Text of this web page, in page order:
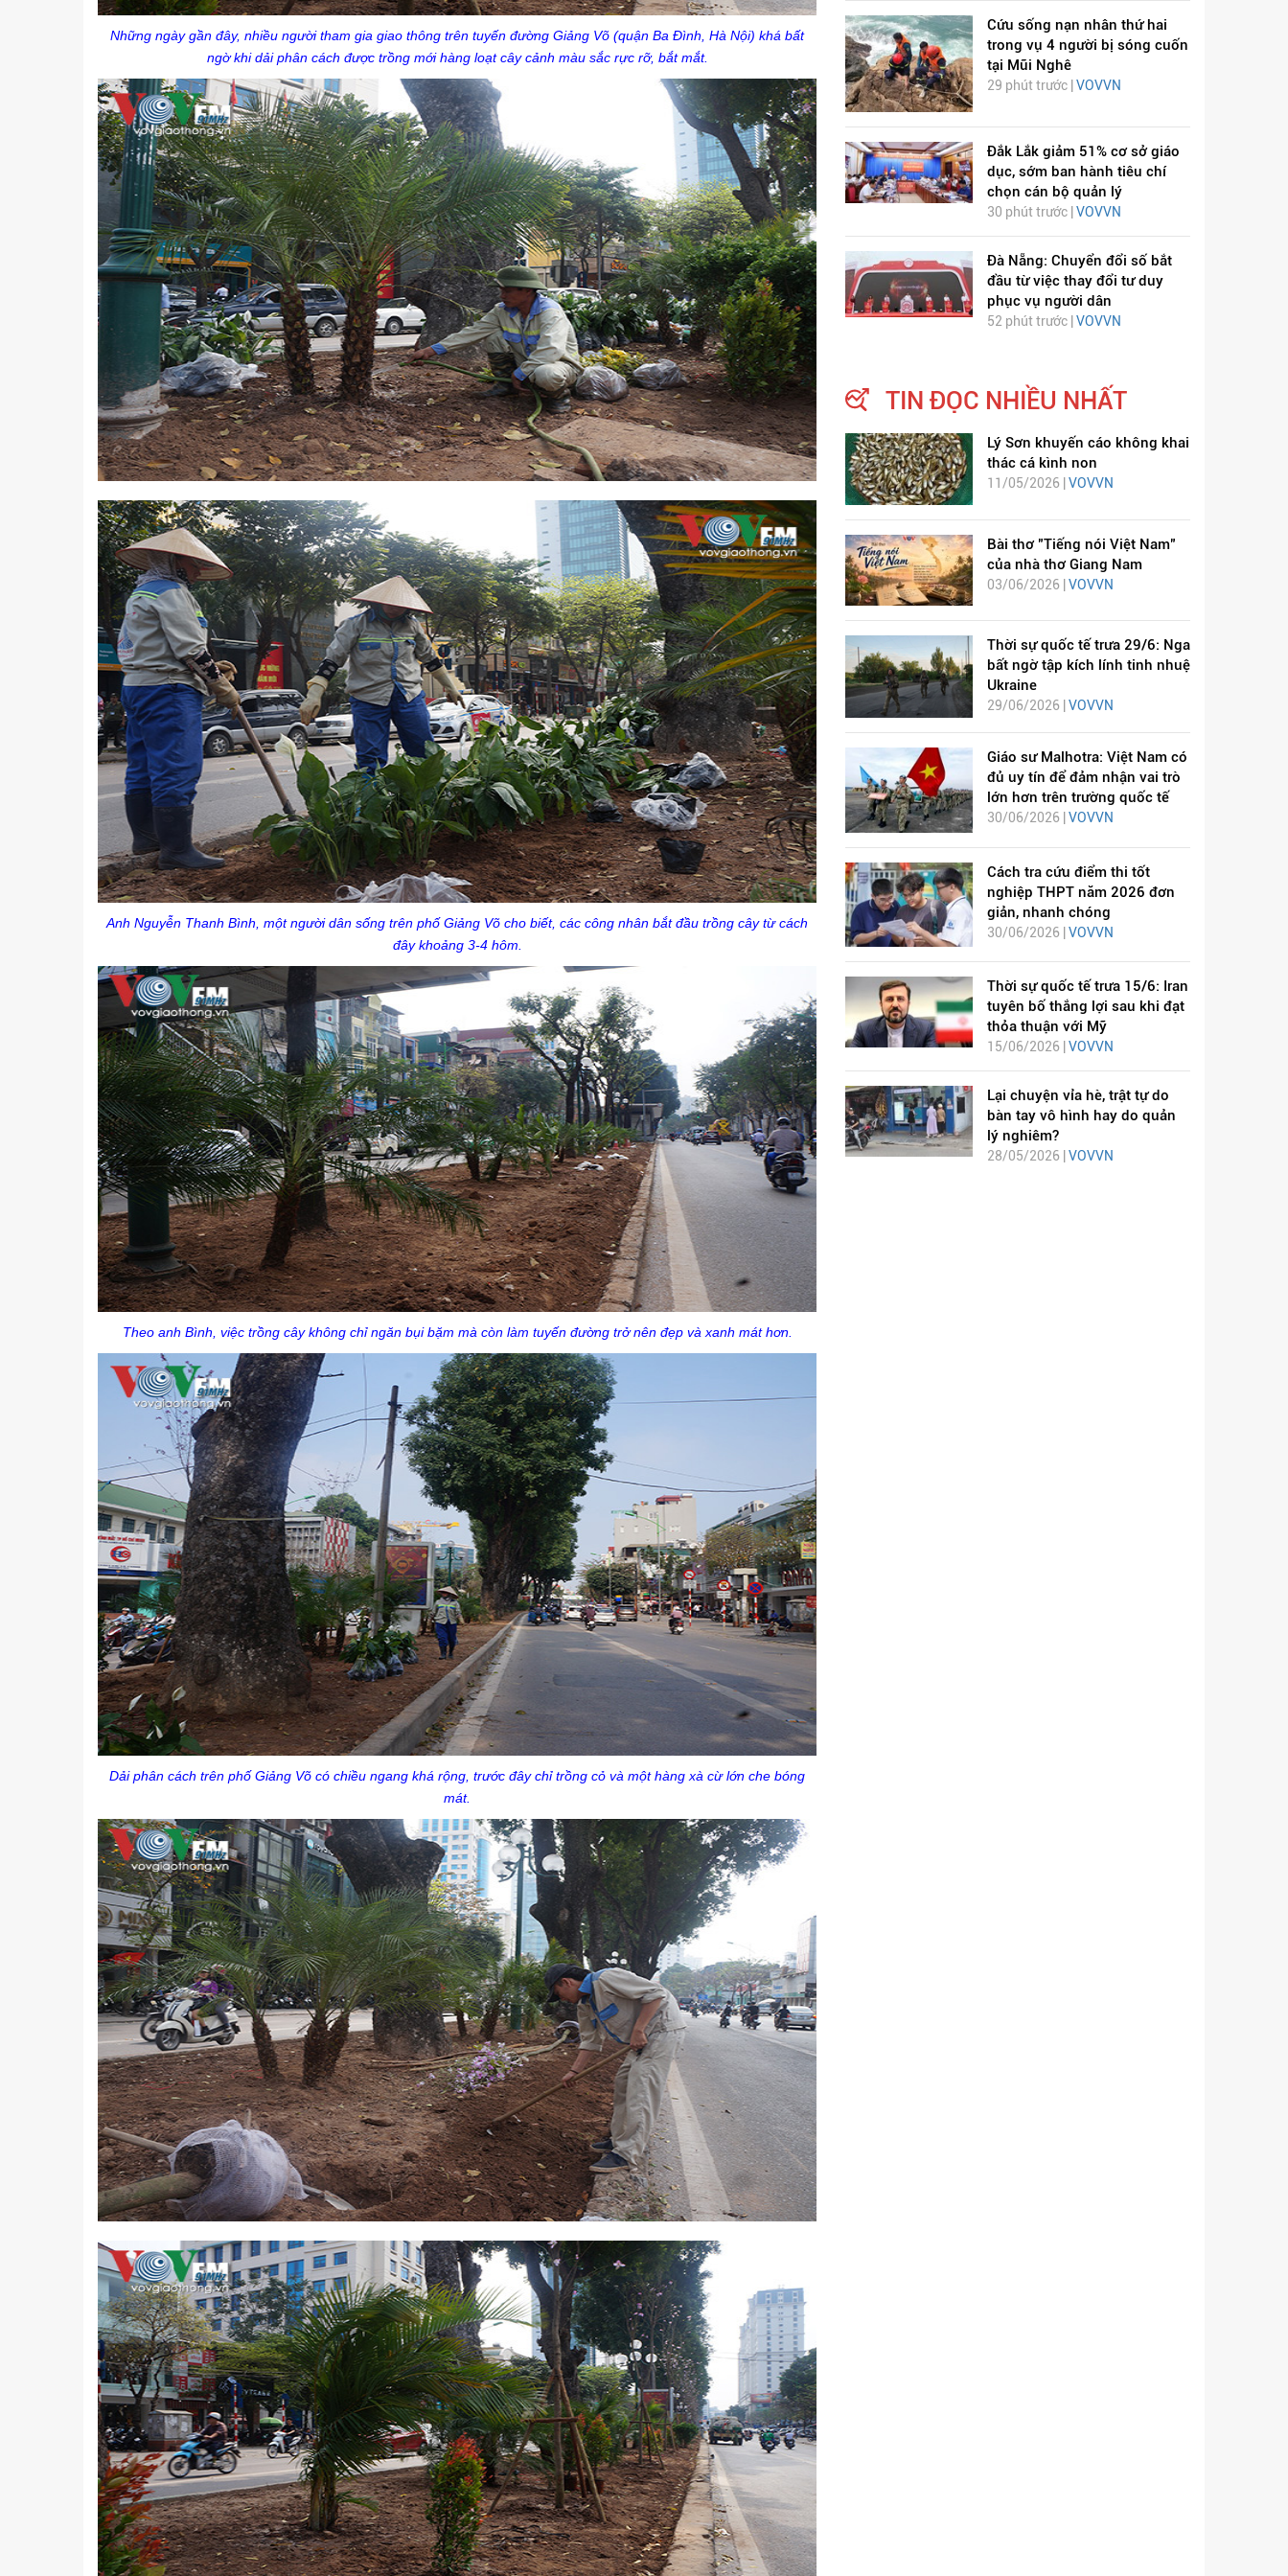
Những ngày gần đây, nhiều người tham gia giao thông trên tuyến đường Giảng Võ (quận Ba Đình, Hà Nội) khá bất
ngờ khi dải phân cách được trồng mới hàng loạt cây cảnh màu sắc rực rỡ, bắt mắt.
Anh Nguyễn Thanh Bình, một người dân sống trên phố Giảng Võ cho biết, các công nhân bắt đầu trồng cây từ cách
đây khoảng 3-4 hôm.
Theo anh Bình, việc trồng cây không chỉ ngăn bụi bặm mà còn làm tuyến đường trở nên đẹp và xanh mát hơn.
Dải phân cách trên phố Giảng Võ có chiều ngang khá rộng, trước đây chỉ trồng cỏ và một hàng xà cừ lớn che bóng
mát.
Cứu sống nạn nhân thứ hai
trong vụ 4 người bị sóng cuốn
tại Mũi Nghê
29 phút trước | VOVVN
Đắk Lắk giảm 51% cơ sở giáo
dục, sớm ban hành tiêu chí
chọn cán bộ quản lý
30 phút trước | VOVVN
Đà Nẵng: Chuyển đổi số bắt
đầu từ việc thay đổi tư duy
phục vụ người dân
52 phút trước | VOVVN
TIN ĐỌC NHIỀU NHẤT
Lý Sơn khuyến cáo không khai
thác cá kình non
11/05/2026 | VOVVN
Bài thơ "Tiếng nói Việt Nam"
của nhà thơ Giang Nam
03/06/2026 |VOVVN
Thời sự quốc tế trưa 29/6: Nga
bất ngờ tập kích lính tinh nhuệ
Ukraine
29/06/2026 | VOVVN
Giáo sư Malhotra: Việt Nam có
đủ uy tín để đảm nhận vai trò
lớn hơn trên trường quốc tế
30/06/2026 | VOVVN
Cách tra cứu điểm thi tốt
nghiệp THPT năm 2026 đơn
giản, nhanh chóng
30/06/2026 | VOVVN
Thời sự quốc tế trưa 15/6: Iran
tuyên bố thắng lợi sau khi đạt
thỏa thuận với Mỹ
15/06/2026 | VOVVN
Lại chuyện vỉa hè, trật tự do
bàn tay vô hình hay do quản
lý nghiêm?
28/05/2026 | VOVVN